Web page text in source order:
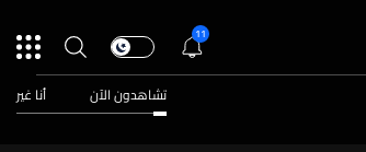
11
تشاهدون الآن أنا غير